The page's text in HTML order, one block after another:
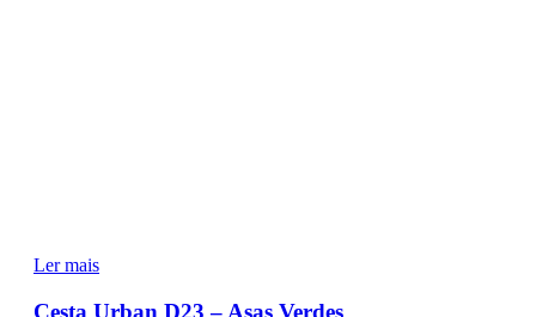
Ler mais
Cesta Urban D23 – Asas Verdes